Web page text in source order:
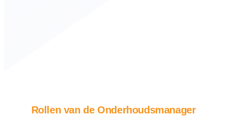
Rollen van de Onderhoudsmanager